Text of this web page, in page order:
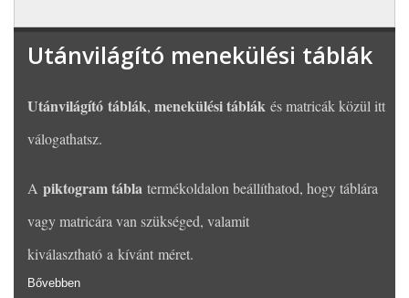
Utánvilágító menekülési táblák
Utánvilágító táblák, menekülési táblák és matricák közül itt
válogathatsz.
A piktogram tábla termékoldalon beállíthatod, hogy táblára
vagy matricára van szükséged, valamit
kiválasztható a kívánt méret.
Bővebben